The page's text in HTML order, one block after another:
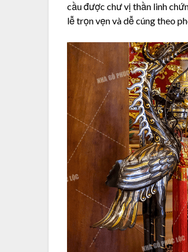
cầu được chư vị thần linh
lễ trọn vẹn và dễ cúng theo